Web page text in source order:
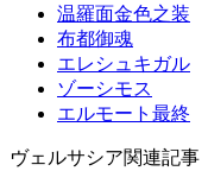
温羅面金色之装
布都御魂
エレシュキガル
ゾーシモス
エルモート最終
ヴェルサシア関連記事